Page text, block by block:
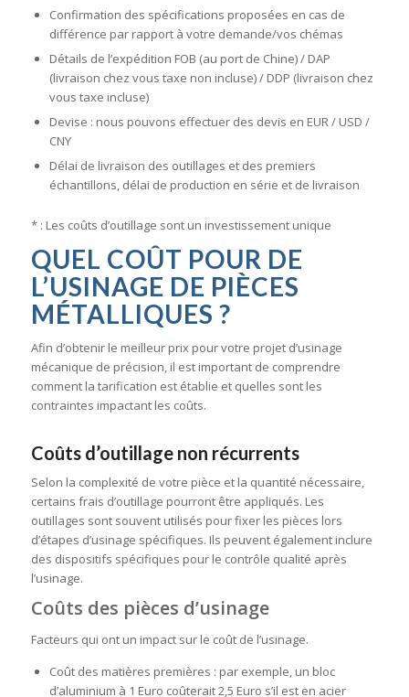
Confirmation des spécifications proposées en cas de
différence par rapport à votre demande/vos chémas
Détails de l’expédition FOB (au port de Chine) / DAP
(livraison chez vous taxe non incluse) / DDP (livraison chez
vous taxe incluse)
Devise : nous pouvons effectuer des devis en EUR / USD /
CNY
Délai de livraison des outillages et des premiers
échantillons, délai de production en série et de livraison
* : Les coûts d’outillage sont un investissement unique
QUEL COÛT POUR DE
L’USINAGE DE PIÈCES
MÉTALLIQUES ?
Afin d’obtenir le meilleur prix pour votre projet d’usinage
mécanique de précision, il est important de comprendre
comment la tarification est établie et quelles sont les
contraintes impactant les coûts.
Coûts d’outillage non récurrents
Selon la complexité de votre pièce et la quantité nécessaire,
certains frais d’outillage pourront être appliqués. Les
outillages sont souvent utilisés pour fixer les pièces lors
d’étapes d’usinage spécifiques. Ils peuvent également inclure
des dispositifs spécifiques pour le contrôle qualité après
l’usinage.
Coûts des pièces d’usinage
Facteurs qui ont un impact sur le coût de l’usinage.
Coût des matières premières : par exemple, un bloc
d’aluminium à 1 Euro coûterait 2,5 Euro s’il est en acier